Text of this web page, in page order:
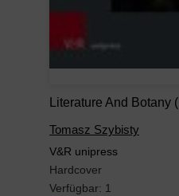
Tomasz Szybisty
V&R unipress
Hardcover
Verfügbar: 1